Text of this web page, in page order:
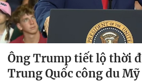
Ông Trump tiết lộ thời
Trung Quốc công du Mỹ